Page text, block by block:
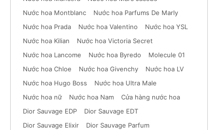
Nước hoa Montblanc
Nước hoa Parfums De Marly
Nước hoa Prada
Nước hoa Valentino
Nước hoa YSL
Nước hoa Kilian
Nước hoa Victoria Secret
Nước hoa Lancome
Nước hoa Byredo
Molecule 01
Nước hoa Chloe
Nước hoa Givenchy
Nước hoa LV
Nước hoa Hugo Boss
Nước hoa Ultra Male
Nước hoa nữ
Nước hoa Nam
Cửa hàng nước hoa
Dior Sauvage EDP
Dior Sauvage EDT
Dior Sauvage Elixir
Dior Sauvage Parfum